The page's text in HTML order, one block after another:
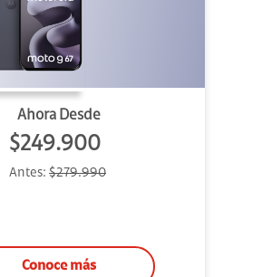
Ahora Desde
$249.900
Antes: $279.990
Conoce más